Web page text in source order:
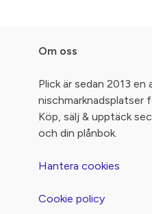
Om oss
Plick är sedan 2013
nischmarknadsplatser
Köp, sälj & upptäck
och din plånbok.
Hantera cookies
Cookie policy